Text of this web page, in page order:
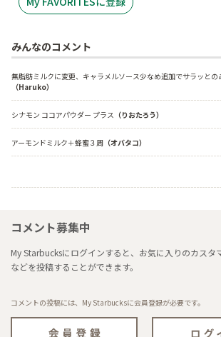
みんなのコメント
無脂肪ミルクに変更、キャラメルソース少なめ追加でサラッとの
（Haruko）
シナモン ココアパウダー プラス （りおたろう）
アーモンドミルク＋蜂蜜３周 （オバタコ）
コメント募集中
My Starbucksにログインすると、お気に入りのカスタ
などを投稿することができます。
コメントの投稿には、My Starbucksに会員登録が必要です。